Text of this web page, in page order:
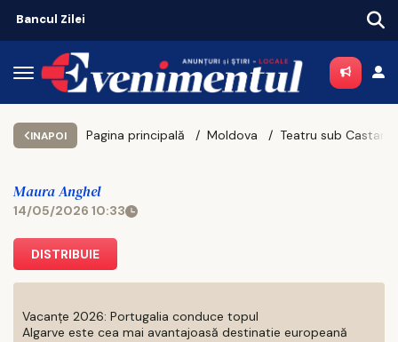
Bancul Zilei
INAPOI Pagina principală Moldova
Maura Anghel
14/05/2026 10:33
DISTRIBUIE
Vacanțe 2026: Portugalia conduce topul
Algarve este cea mai avantajoasă destinatie europeană